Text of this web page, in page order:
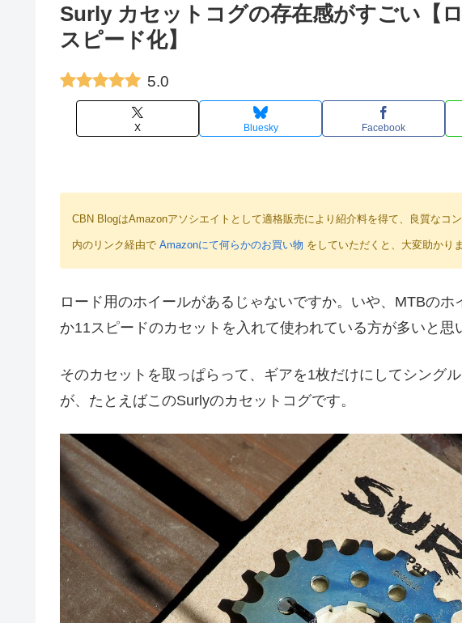
Surly カセットコグの存在感がすごい【
スピード化】
5.0
X Bluesky Facebook
CBN BlogはAmazonアソシエイトとして適格販売により紹介料を得て、良質なコ
内のリンク経由で Amazonにて何らかのお買い物 をしていただくと、大変助かり
ロード用のホイールがあるじゃないですか。いや、MTBの
か11スピードのカセットを入れて使われている方が多いと思
そのカセットを取っぱらって、ギアを1枚だけにしてシング
が、たとえばこのSurlyのカセットコグです。